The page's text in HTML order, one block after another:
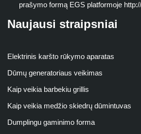
prašymo formą EGS platformoje
Naujausi straipsniai
Elektrinis karšto rūkymo aparatas
Dūmų generatoriaus veikimas
Kaip veikia barbekiu grillis
Kaip veikia medžio skiedrų dūmintuvas
Dumplingu gaminimo forma